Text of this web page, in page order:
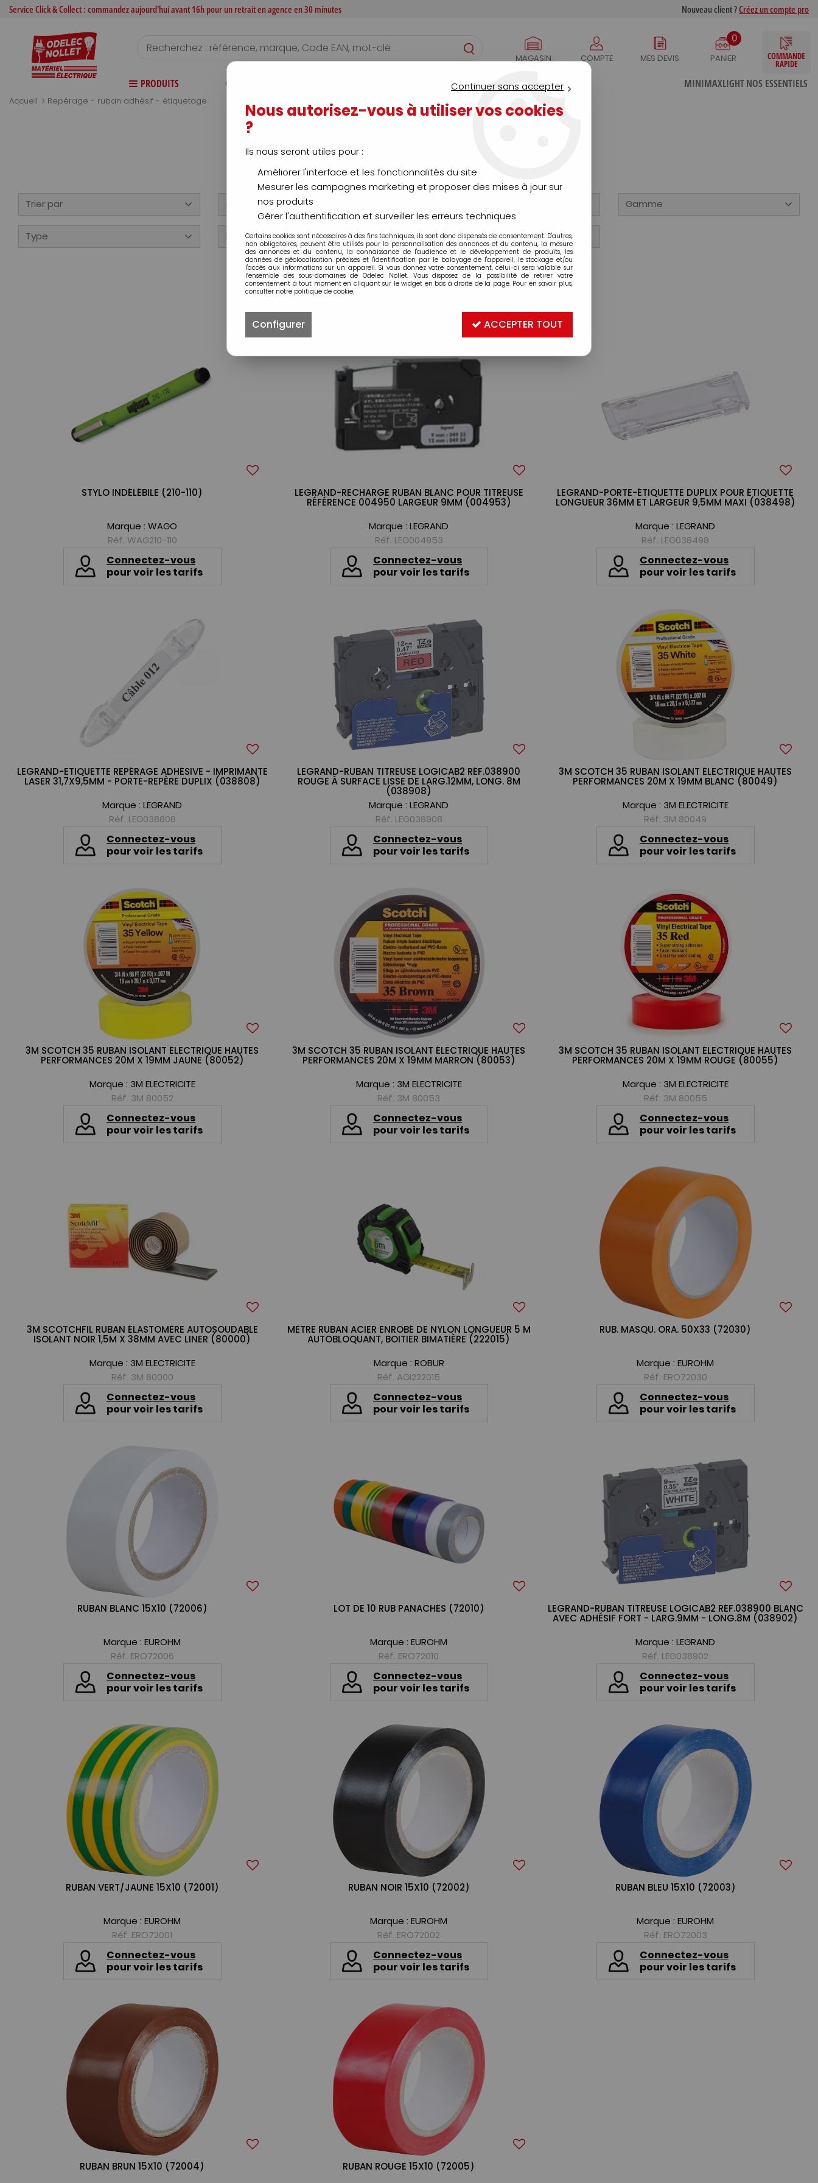
Service Click & Collect : commandez aujourd'hui avant 16h pour un retrait en agence en 30 minutes Nouveau client ?Créez un compte pro
MAGASIN COMPTE MES DEVIS
0
PANIER COMMANDE
RAPIDE
PRODUITS CATALOGUES SERVICES AGENCES MINIMAXLIGHTNOS ESSENTIELS
Accueil > Repérage - ruban adhésif - étiquetage
Trier par Disponibilité Gamme
Type Famille Categorie produit
STYLO INDÉLÉBILE (210-110)
Marque :WAGO
Réf. WAG210-110
Connectez-vous
pour voir les tarifs
LEGRAND-RECHARGE RUBAN BLANC POUR TITREUSE
RÉFÉRENCE 004950 LARGEUR 9MM (004953)
Marque :LEGRAND
Réf. LEG004953
Connectez-vous
pour voir les tarifs
LEGRAND-PORTE-ÉTIQUETTE DUPLIX POUR ÉTIQUETTE
LONGUEUR 36MM ET LARGEUR 9,5MM MAXI (038498)
Marque :LEGRAND
Réf. LEG038498
Connectez-vous
pour voir les tarifs
LEGRAND-ETIQUETTE REPÉRAGE ADHÉSIVE - IMPRIMANTE
LASER 31,7X9,5MM - PORTE-REPÈRE DUPLIX (038808)
Marque :LEGRAND
Réf. LEG038808
Connectez-vous
pour voir les tarifs
LEGRAND-RUBAN TITREUSE LOGICAB2 RÉF.038900
ROUGE À SURFACE LISSE DE LARG.12MM, LONG. 8M
(038908)
Marque :LEGRAND
Réf. LEG038908
Connectez-vous
pour voir les tarifs
3M SCOTCH 35 RUBAN ISOLANT ÉLECTRIQUE HAUTES
PERFORMANCES 20M X 19MM BLANC (80049)
Marque : 3M ELECTRICITE
Réf. 3M 80049
Connectez-vous
pour voir les tarifs
3M SCOTCH 35 RUBAN ISOLANT ÉLECTRIQUE HAUTES
PERFORMANCES 20M X 19MM JAUNE (80052)
Marque : 3M ELECTRICITE
Réf. 3M 80052
Connectez-vous
pour voir les tarifs
3M SCOTCH 35 RUBAN ISOLANT ÉLECTRIQUE HAUTES
PERFORMANCES 20M X 19MM MARRON (80053)
Marque : 3M ELECTRICITE
Réf. 3M 80053
Connectez-vous
pour voir les tarifs
3M SCOTCH 35 RUBAN ISOLANT ÉLECTRIQUE HAUTES
PERFORMANCES 20M X 19MM ROUGE (80055)
Marque : 3M ELECTRICITE
Réf. 3M 80055
Connectez-vous
pour voir les tarifs
3M SCOTCHFIL RUBAN ÉLASTOMÈRE AUTOSOUDABLE
ISOLANT NOIR 1,5M X 38MM AVEC LINER (80000)
Marque : 3M ELECTRICITE
Réf. 3M 80000
Connectez-vous
pour voir les tarifs
MÈTRE RUBAN ACIER ENROBÉ DE NYLON LONGUEUR 5 M
AUTOBLOQUANT, BOITIER BIMATIÈRE (222015)
Marque : ROBUR
Réf. AGI222015
Connectez-vous
pour voir les tarifs
RUB. MASQU. ORA. 50X33 (72030)
Marque :EUROHM
Réf. ERO72030
Connectez-vous
pour voir les tarifs
RUBAN BLANC 15X10 (72006)
Marque :EUROHM
Réf. ERO72006
Connectez-vous
pour voir les tarifs
LOT DE 10 RUB PANACHÉS (72010)
Marque :EUROHM
Réf. ERO72010
Connectez-vous
pour voir les tarifs
LEGRAND-RUBAN TITREUSE LOGICAB2 RÉF.038900 BLANC
AVEC ADHÉSIF FORT - LARG.9MM - LONG.8M (038902)
Marque :LEGRAND
Réf. LEG038902
Connectez-vous
pour voir les tarifs
RUBAN VERT/JAUNE 15X10 (72001)
Marque :EUROHM
Réf. ERO72001
Connectez-vous
pour voir les tarifs
RUBAN NOIR 15X10 (72002)
Marque :EUROHM
Réf. ERO72002
Connectez-vous
pour voir les tarifs
RUBAN BLEU 15X10 (72003)
Marque :EUROHM
Réf. ERO72003
Connectez-vous
pour voir les tarifs
RUBAN BRUN 15X10 (72004) RUBAN ROUGE 15X10 (72005)
Continuer sans accepter
Nous autorisez-vous à utiliser vos cookies
?
Ils nous seront utiles pour :
Améliorer l'interface et les fonctionnalités du site
Mesurer les campagnes marketing et proposer des mises à jour sur
nos produits
Gérer l'authentification et surveiller les erreurs techniques
Certains cookies sont nécessaires à des fins techniques, ils sont donc dispensés de consentement. D'autres,
non obligatoires, peuvent être utilisés pour la personnalisation des annonces et du contenu, la mesure
des annonces et du contenu, la connaissance de l'audience et le développement de produits, les
données de géolocalisation précises et l'identification par le balayage de l'appareil, le stockage et/ou
l'accès aux informations sur un appareil. Si vous donnez votre consentement, celui-ci sera valable sur
l’ensemble des sous-domaines de Odelec Nollet. Vous disposez de la possibilité de retirer votre
consentement à tout moment en cliquant sur le widget en bas à droite de la page. Pour en savoir plus,
consulter notre politique de cookie.
Configurer ACCEPTER TOUT